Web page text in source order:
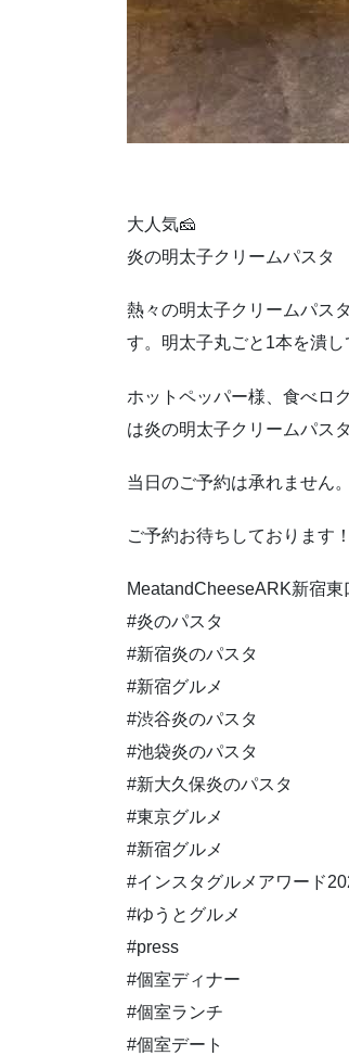
大人気🧀
炎の明太子クリームパスタ
熱々の明太子クリームパス
す。明太子丸ごと1本を潰し
ホットペッパー様、食べロ
は炎の明太子クリームパス
当日のご予約は承れません
ご予約お待ちしております！
MeatandCheeseARK新宿東
#炎のパスタ
#新宿炎のパスタ
#新宿グルメ
#渋谷炎のパスタ
#池袋炎のパスタ
#新大久保炎のパスタ
#東京グルメ
#新宿グルメ
#インスタグルメアワード
#ゆうとグルメ
#press
#個室ディナー
#個室ランチ
#個室デート